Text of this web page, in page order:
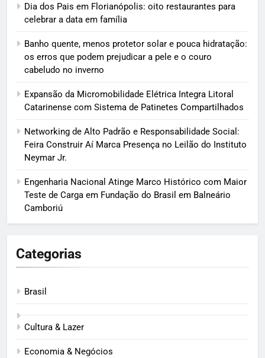
Dia dos Pais em Florianópolis: oito restaurantes para
celebrar a data em família
Banho quente, menos protetor solar e pouca hidratação:
os erros que podem prejudicar a pele e o couro
cabeludo no inverno
Expansão da Micromobilidade Elétrica Integra Litoral
Catarinense com Sistema de Patinetes Compartilhados
Networking de Alto Padrão e Responsabilidade Social:
Feira Construir Aí Marca Presença no Leilão do Instituto
Neymar Jr.
Engenharia Nacional Atinge Marco Histórico com Maior
Teste de Carga em Fundação do Brasil em Balneário
Camboriú
Categorias
Brasil
Cultura & Lazer
Economia & Negócios